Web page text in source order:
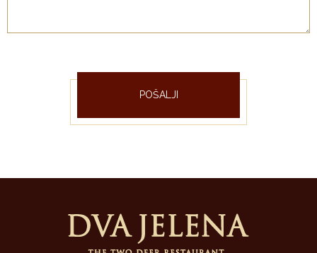
POŠALJI